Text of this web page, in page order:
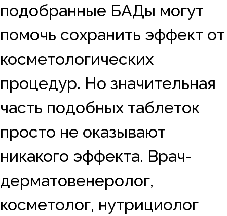
подобранные БАДы могут
помочь сохранить эффект от
косметологических
процедур. Но значительная
часть подобных таблеток
просто не оказывают
никакого эффекта. Врач-
дерматовенеролог,
косметолог, нутрициолог